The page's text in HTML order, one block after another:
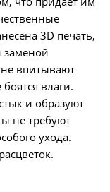
3D печать,
заменой
впитывают
влаги.
и образуют
не требуют
ухода.